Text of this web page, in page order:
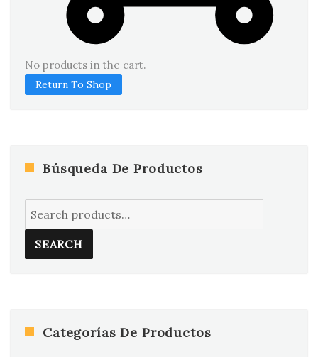
No products in the cart.
Return To Shop
Búsqueda De Productos
SEARCH
Categorías De Productos